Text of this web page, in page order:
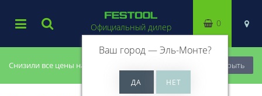
Снизили все цены на 20%, успей купить! Закрыть
Официальный дилер
Ваш город —Эль-Монте?
0